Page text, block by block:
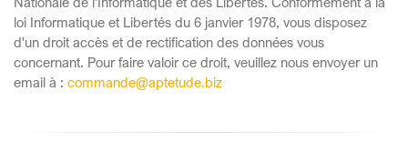
loi Informatique et Libertés du 6 janvier 1978, vous disposez
d'un droit accès et de rectification des données vous
concernant. Pour faire valoir ce droit, veuillez nous envoyer un
email à : commande@aptetude.biz